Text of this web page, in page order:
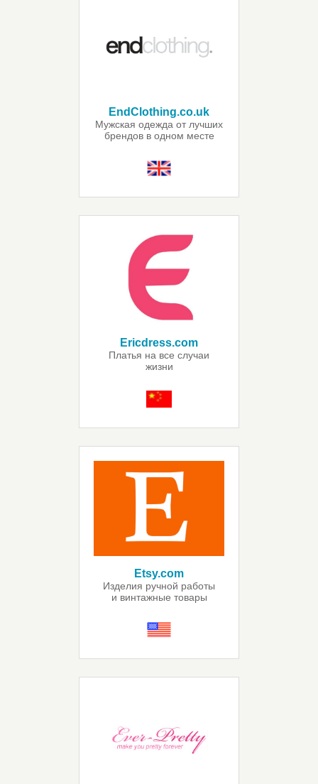
EndClothing.co.uk
Мужская одежда от лучших
брендов в одном месте
Ericdress.com
Платья на все случаи
жизни
Etsy.com
Изделия ручной работы
и винтажные товары